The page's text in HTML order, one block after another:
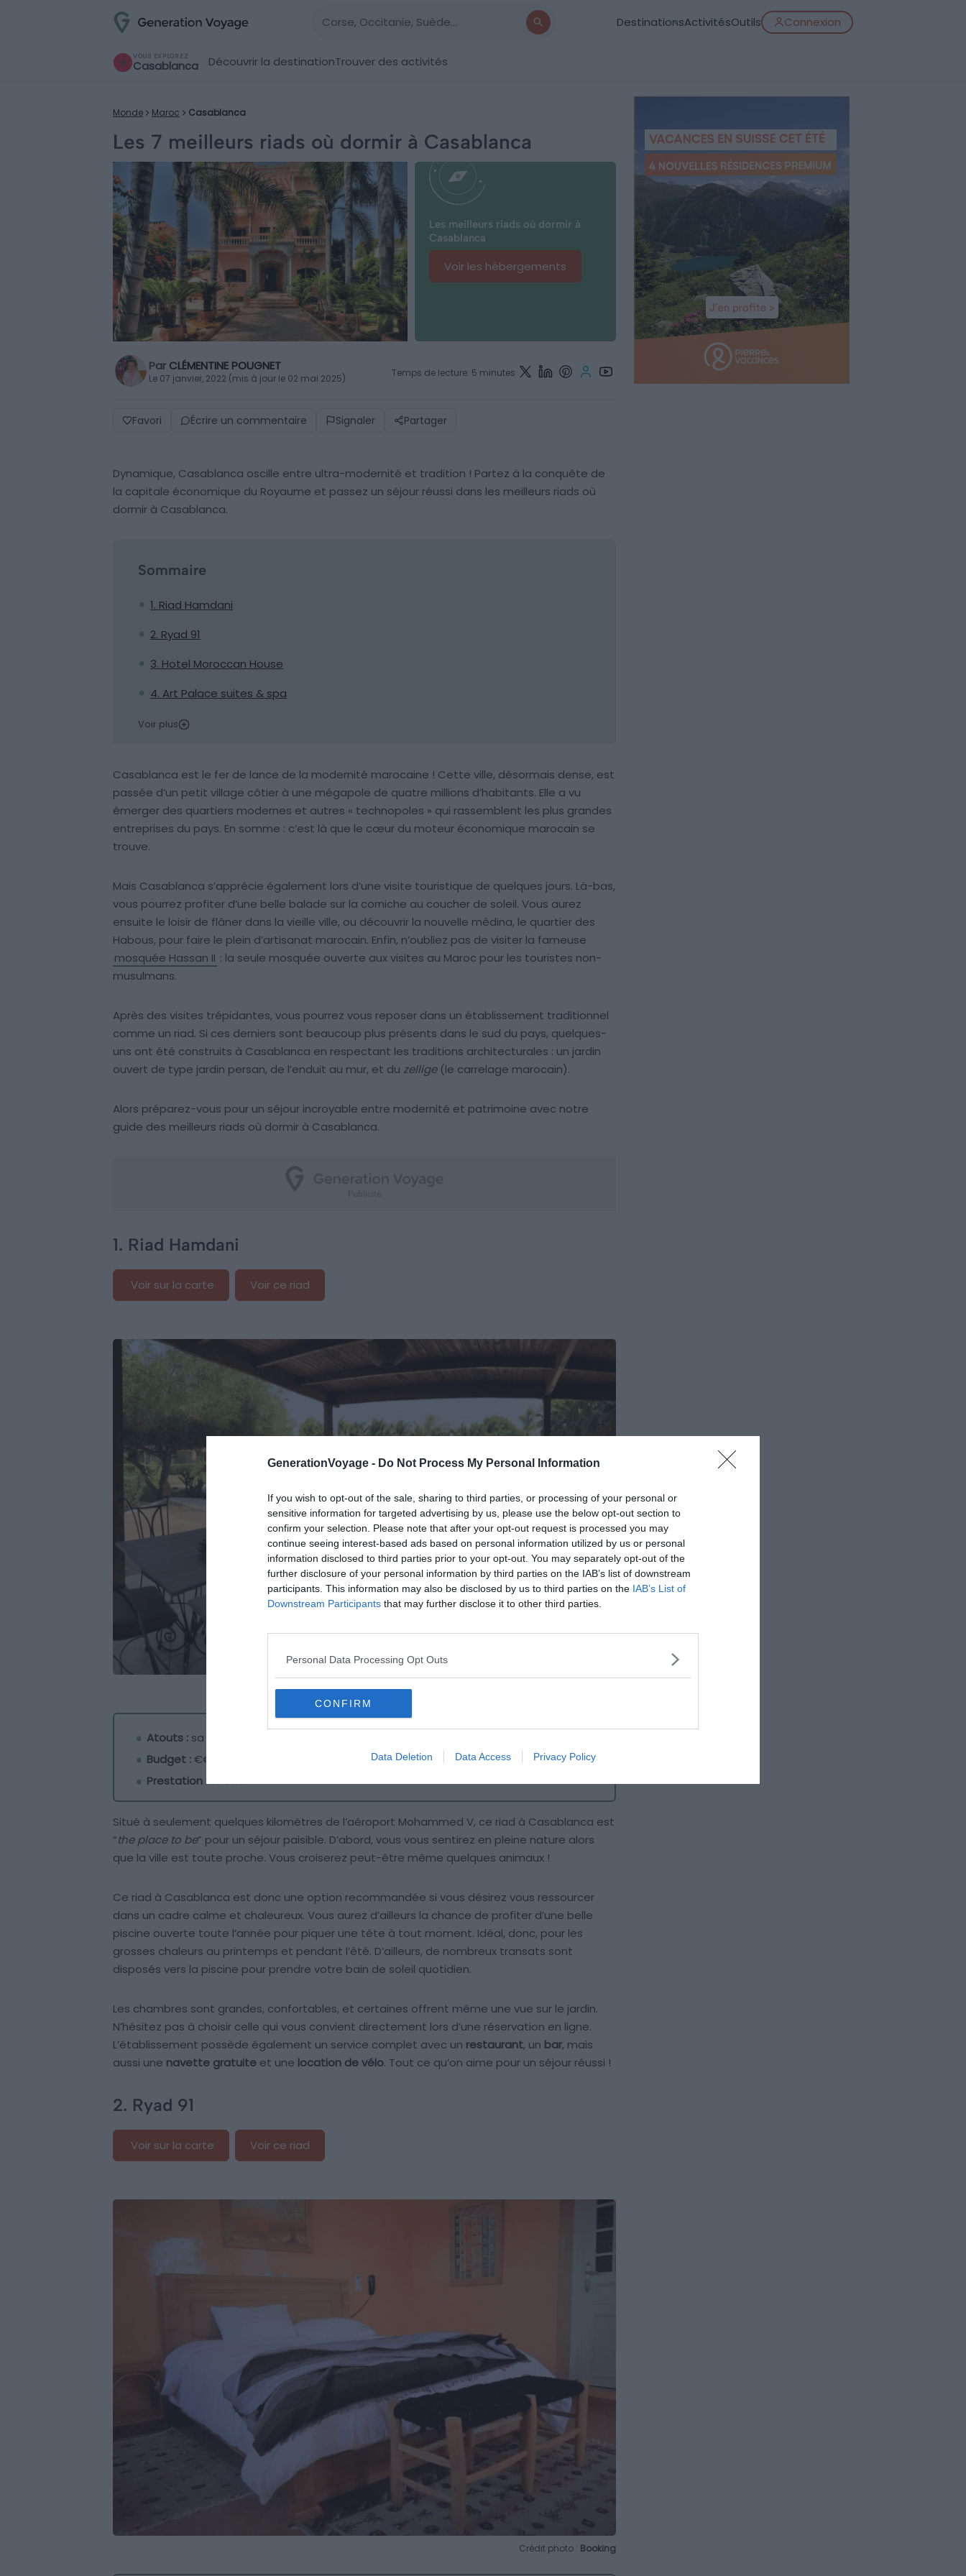
GenerationVoyage - Do Not Process My Personal Information
If you wish to opt-out of the sale, sharing to third parties, or processing of your personal or
sensitive information for targeted advertising by us, please use the below opt-out section to
confirm your selection. Please note that after your opt-out request is processed you may
continue seeing interest-based ads based on personal information utilized by us or personal
information disclosed to third parties prior to your opt-out. You may separately opt-out of the
further disclosure of your personal information by third parties on the IAB’s list of downstream
participants. This information may also be disclosed by us to third parties on the IAB’s List of
Downstream Participants that may further disclose it to other third parties.
Personal Data Processing Opt Outs
CONFIRM
Data Deletion Data Access Privacy Policy
DestinationsActivitésOutils Connexion
VOUS EXPLOREZ
Casablanca Découvrir la destinationTrouver des activités
Monde Maroc Casablanca
Les 7 meilleurs riads où dormir à Casablanca
Les meilleurs riads où dormir à
Casablanca
Voir les hébergements
Par CLÉMENTINE POUGNET
Le 07 janvier, 2022 (mis à jour le 02 mai 2025) Temps de lecture: 5 minutes
Favori Écrire un commentaire Signaler Partager
Dynamique, Casablanca oscille entre ultra-modernité et tradition ! Partez à la conquête de
la capitale économique du Royaume et passez un séjour réussi dans les meilleurs riads où
dormir à Casablanca.
Sommaire
1. Riad Hamdani
2. Ryad 91
3. Hotel Moroccan House
4. Art Palace suites & spa
Voir plus
Casablanca est le fer de lance de la modernité marocaine ! Cette ville, désormais dense, est
passée d’un petit village côtier à une mégapole de quatre millions d’habitants. Elle a vu
émerger des quartiers modernes et autres « technopoles » qui rassemblent les plus grandes
entreprises du pays. En somme : c’est là que le cœur du moteur économique marocain se
trouve.
Mais Casablanca s’apprécie également lors d’une visite touristique de quelques jours. Là-bas,
vous pourrez profiter d’une belle balade sur la corniche au coucher de soleil. Vous aurez
ensuite le loisir de flâner dans la vieille ville, ou découvrir la nouvelle médina, le quartier des
Habous, pour faire le plein d’artisanat marocain. Enfin, n’oubliez pas de visiter la fameuse
mosquée Hassan II : la seule mosquée ouverte aux visites au Maroc pour les touristes non-
musulmans.
Après des visites trépidantes, vous pourrez vous reposer dans un établissement traditionnel
comme un riad. Si ces derniers sont beaucoup plus présents dans le sud du pays, quelques-
uns ont été construits à Casablanca en respectant les traditions architecturales : un jardin
ouvert de type jardin persan, de l’enduit au mur, et du zellige(le carrelage marocain).
Alors préparez-vous pour un séjour incroyable entre modernité et patrimoine avec notre
guide des meilleurs riads où dormir à Casablanca.
1. Riad Hamdani
Voir sur la carte Voir ce riad
Atouts : sa proximité avec la nature et sa piscine
Budget :€€€
Prestation :★★★★
Situé à seulement quelques kilomètres de l’aéroport Mohammed V, ce riad à Casablanca est
“the place to be” pour un séjour paisible. D’abord, vous vous sentirez en pleine nature alors
que la ville est toute proche. Vous croiserez peut-être même quelques animaux !
Ce riad à Casablanca est donc une option recommandée si vous désirez vous ressourcer
dans un cadre calme et chaleureux. Vous aurez d’ailleurs la chance de profiter d’une belle
piscine ouverte toute l’année pour piquer une tête à tout moment. Idéal, donc, pour les
grosses chaleurs au printemps et pendant l’été. D’ailleurs, de nombreux transats sont
disposés vers la piscine pour prendre votre bain de soleil quotidien.
Les chambres sont grandes, confortables, et certaines offrent même une vue sur le jardin.
N’hésitez pas à choisir celle qui vous convient directement lors d’une réservation en ligne.
L’établissement possède également un service complet avec un restaurant, un bar, mais
aussi une navette gratuite et une location de vélo. Tout ce qu’on aime pour un séjour réussi !
2. Ryad 91
Voir sur la carte Voir ce riad
Crédit photo : Booking